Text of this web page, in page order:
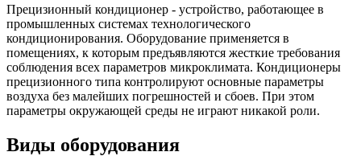
Прецизионный кондиционер - устройство, работающее в
промышленных системах технологического
кондиционирования. Оборудование применяется в
помещениях, к которым предъявляются жесткие требования
соблюдения всех параметров микроклимата. Кондиционеры
прецизионного типа контролируют основные параметры
воздуха без малейших погрешностей и сбоев. При этом
параметры окружающей среды не играют никакой роли.
Виды оборудования